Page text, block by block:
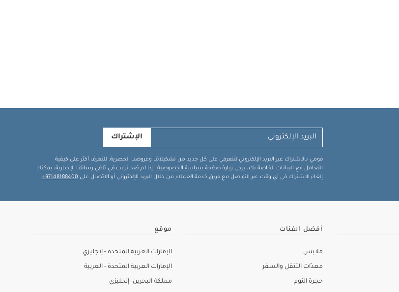
الإشتراك
قومي بالاشتراك عبر البريد الإلكتروني لتتعرفي على كل جديد من تشكيلاتنا وعروضنا الحصرية. للتعرف أكثر على كيفية
التعامل مع البيانات الخاصة بك، يرجى زيارة صفحة سياسة الخصوصية . إذا لم تعد ترغب في تلقي رسائلنا الإخبارية، يمكنك
إلغاء الاشتراك في أي وقت عبر التواصل مع فريق خدمة العملاء من خلال البريد الإلكتروني أو الاتصال على 97148188400+
.
أفضل الفئات
ملابس
معدّات التنقل والسفر
حجرة النوم
موقع
الإمارات العربية المتحدة - إنجليزي
الإمارات العربية المتحدة - العربية
مملكة البحرين -إنجليزي